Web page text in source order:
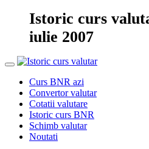
Istoric curs
iulie 2007
Curs BNR azi
Convertor valutar
Cotatii valutare
Istoric curs BNR
Schimb valutar
Noutati